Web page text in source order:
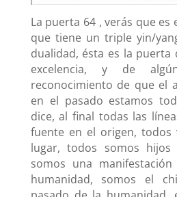
La puerta 64 , verás que es
que tiene un triple yin/
dualidad, ésta es la
excelencia, y de
reconocimiento de que el
en el pasado estamos
dice, al final todas las
fuente en el origen, todos
lugar, todos somos
somos una
humanidad, somos el